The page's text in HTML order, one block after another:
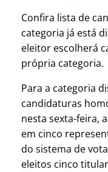
Confira lista de
categoria já está
eleitor escolherá
própria categoria.
Para a categoria
candidaturas
nesta sexta-feira,
em cinco
do sistema de
eleitos cinco